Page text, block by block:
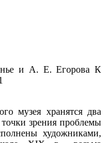
и А. Е. Егорова К
музея хранятся два
зрения проблемы
художниками,